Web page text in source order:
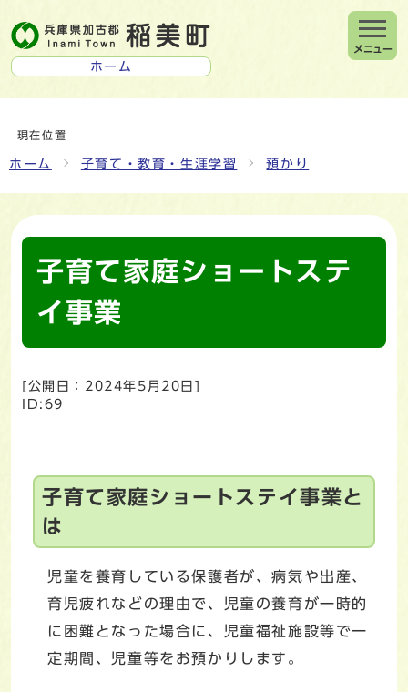
ホーム
メニュー
現在位置
ホーム 子育て・教育・生涯学習 預かり
子育て家庭ショートステ
イ事業
[公開日： 2024年5月20日 ]
ID:69
子育て家庭ショートステイ事業と
は
児童を養育している保護者が、病気や出産、
育児疲れなどの理由で、児童の養育が一時的
に困難となった場合に、児童福祉施設等で一
定期間、児童等をお預かりします。